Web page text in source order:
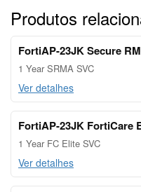
Produtos
FortiAP-23JK Secure
1 Year SRMA SVC
Ver detalhes
FortiAP-23JK FortiCare
1 Year FC Elite SVC
Ver detalhes